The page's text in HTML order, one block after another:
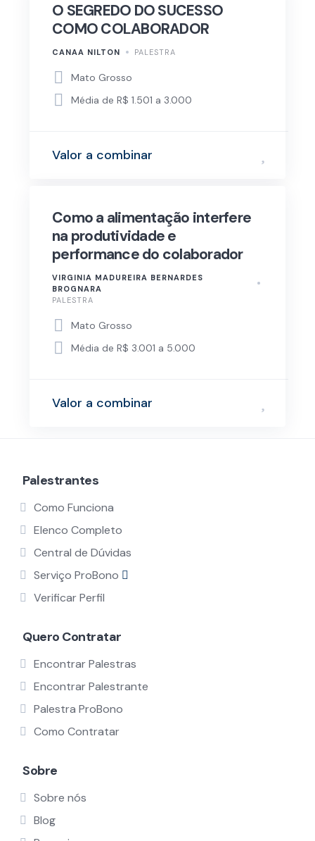
O SEGREDO DO SUCESSO
COMO COLABORADOR
CANAA NILTON PALESTRA
Mato Grosso
Média de R$ 1.501 a 3.000
Valor a combinar
Como a alimentação interfere
na produtividade e
performance do colaborador
VIRGINIA MADUREIRA BERNARDES
BROGNARA
PALESTRA
Mato Grosso
Média de R$ 3.001 a 5.000
Valor a combinar
Palestrantes
Como Funciona
Elenco Completo
Central de Dúvidas
Serviço ProBono
Verificar Perfil
Quero Contratar
Encontrar Palestras
Encontrar Palestrante
Palestra ProBono
Como Contratar
Sobre
Sobre nós
Blog